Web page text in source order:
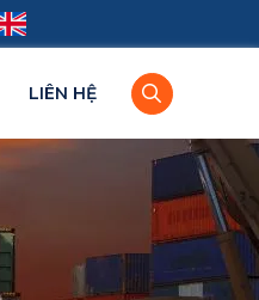
Đồng Nai
LIÊN HỆ